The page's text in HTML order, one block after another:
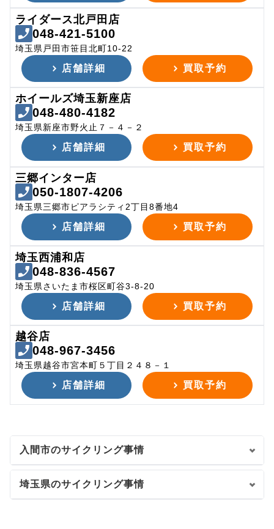
ライダース北戸田店
048-421-5100
埼玉県戸田市笹目北町10-22
店舗詳細 買取予約
ホイールズ埼玉新座店
048-480-4182
埼玉県新座市野火止７－４－２
店舗詳細 買取予約
三郷インター店
050-1807-4206
埼玉県三郷市ピアラシティ2丁目8番地4
店舗詳細 買取予約
埼玉西浦和店
048-836-4567
埼玉県さいたま市桜区町谷3-8-20
店舗詳細 買取予約
越谷店
048-967-3456
埼玉県越谷市宮本町５丁目２４８－１
店舗詳細 買取予約
入間市のサイクリング事情
埼玉県のサイクリング事情